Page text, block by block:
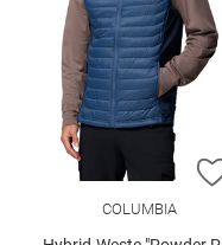
COLUMBIA